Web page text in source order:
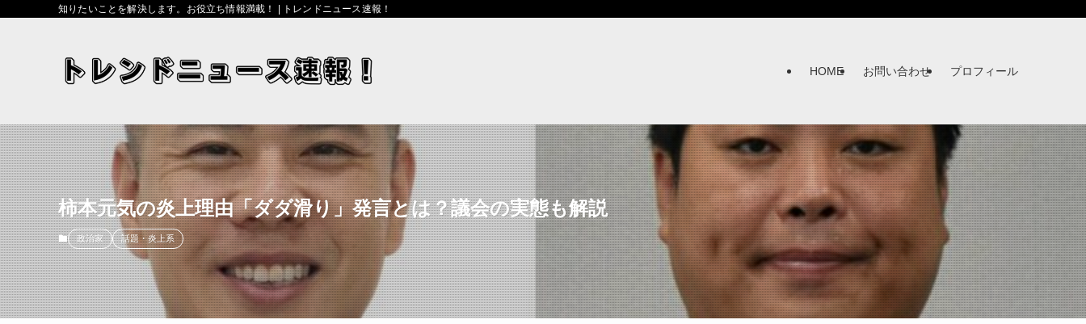
知りたいことを解決します。お役立ち情報満載！ | トレンドニュース速報！
HOME お問い合わせ プロフィール
柿本元気の炎上理由「ダダ滑り」発言とは？議会の実態も解説
政治家 話題・炎上系